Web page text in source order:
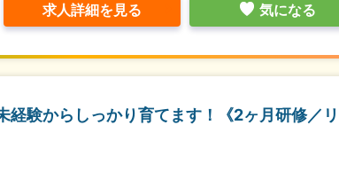
求人詳細を見る 気になる
経験からしっかり育てます！《2ヶ月研修／